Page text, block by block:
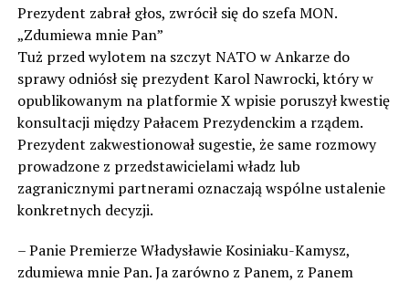
Prezydent zabrał głos, zwrócił się do szefa MON.
„Zdumiewa mnie Pan”
Tuż przed wylotem na szczyt NATO w Ankarze do
sprawy odniósł się prezydent Karol Nawrocki, który w
opublikowanym na platformie X wpisie poruszył kwestię
konsultacji między Pałacem Prezydenckim a rządem.
Prezydent zakwestionował sugestie, że same rozmowy
prowadzone z przedstawicielami władz lub
zagranicznymi partnerami oznaczają wspólne ustalenie
konkretnych decyzji.
– Panie Premierze Władysławie Kosiniaku-Kamysz,
zdumiewa mnie Pan. Ja zarówno z Panem, z Panem